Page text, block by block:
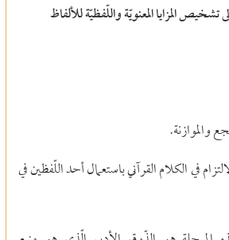
المزايا المعنويّة واللّفظيّة للألفاظ
في الكلام القرآني باستعمال أحد اللّفظين في